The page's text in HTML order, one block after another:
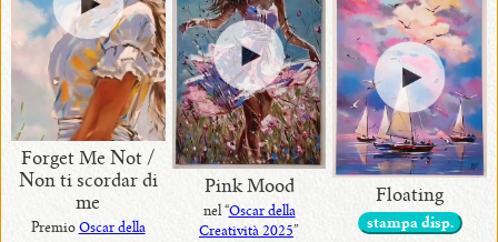
Forget Me Not /
Non ti scordar di
me
Premio Oscar della
Pink Mood
nel “ Oscar della
Creatività 2025
Floating
stampa disp.